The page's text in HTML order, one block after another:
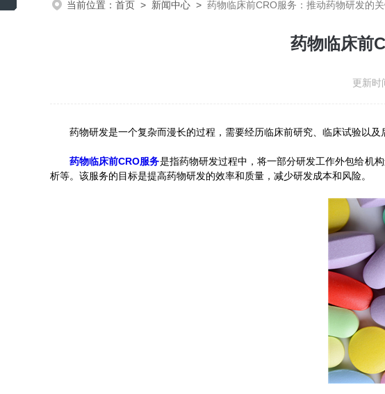
当前位置： 首页 > 新闻中心 > 药物临床前CRO服务：推动药物研发的
药物临床前
更新
药物研发是一个复杂而漫长的过程，需要经历临床前研究、临床试验以及
药物临床前CRO服务是指药物研发过程中，将一部分研发工作外包给机
析等。该服务的目标是提高药物研发的效率和质量，减少研发成本和风险。